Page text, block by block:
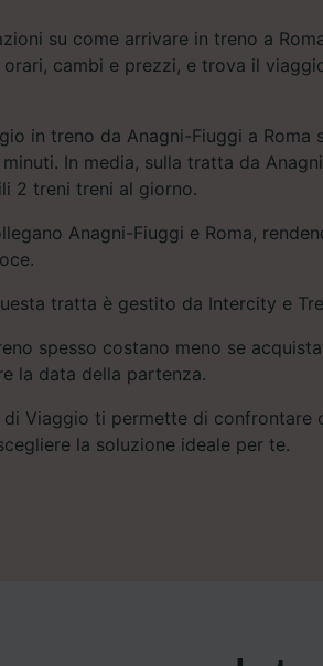
su come arrivare in treno a
orari, cambi e prezzi, e trova il
in treno da Anagni-Fiuggi a Roma
In media, sulla tratta da
2 treni treni al giorno.
Anagni-Fiuggi e Roma,
tratta è gestito da Intercity e
spesso costano meno se
la data della partenza.
di Viaggio ti permette di confrontare
la soluzione ideale per te.